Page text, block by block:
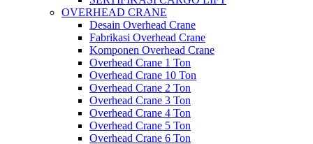
OVERHEAD CRANE
Desain Overhead Crane
Fabrikasi Overhead Crane
Komponen Overhead Crane
Overhead Crane 1 Ton
Overhead Crane 10 Ton
Overhead Crane 2 Ton
Overhead Crane 3 Ton
Overhead Crane 4 Ton
Overhead Crane 5 Ton
Overhead Crane 6 Ton